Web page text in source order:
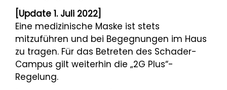
[Update 1. Juli 2022]
Eine medizinische Maske ist stets
mitzuführen und bei Begegnungen im Haus
zu tragen. Für das Betreten des Schader-
Campus gilt weiterhin die „2G Plus“-
Regelung.